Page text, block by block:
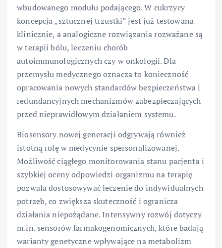
wbudowanego modułu podającego. W cukrzycy
koncepcja „sztucznej trzustki” jest już testowana
klinicznie, a analogiczne rozwiązania rozważane są
w terapii bólu, leczeniu chorób
autoimmunologicznych czy w onkologii. Dla
przemysłu medycznego oznacza to konieczność
opracowania nowych standardów bezpieczeństwa i
redundancyjnych mechanizmów zabezpieczających
przed nieprawidłowym działaniem systemu.
Biosensory nowej generacji odgrywają również
istotną rolę w medycynie spersonalizowanej.
Możliwość ciągłego monitorowania stanu pacjenta i
szybkiej oceny odpowiedzi organizmu na terapię
pozwala dostosowywać leczenie do indywidualnych
potrzeb, co zwiększa skuteczność i ogranicza
działania niepożądane. Intensywny rozwój dotyczy
m.in. sensorów farmakogenomicznych, które badają
warianty genetyczne wpływające na metabolizm